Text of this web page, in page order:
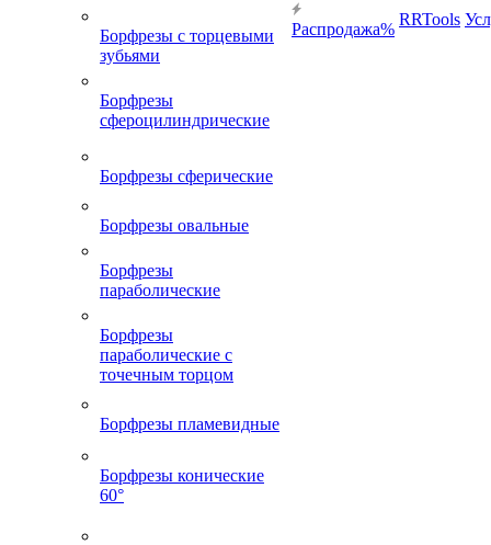
Борфрезы с торцевыми
зубьями
Борфрезы
сфероцилиндрические
Борфрезы сферические
Борфрезы овальные
Борфрезы
параболические
Борфрезы
параболические с
точечным торцом
Борфрезы пламевидные
Борфрезы конические
60°
Распродажа%
RRTools